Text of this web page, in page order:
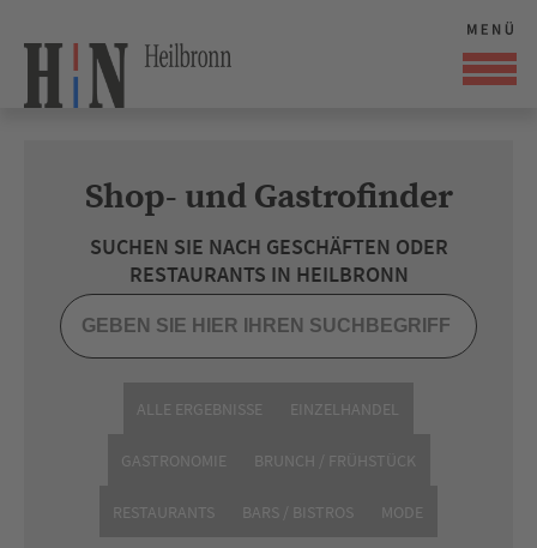
Shop- und Gastrofinder
SUCHEN SIE NACH GESCHÄFTEN ODER
RESTAURANTS IN HEILBRONN
ALLE ERGEBNISSE EINZELHANDEL
GASTRONOMIE BRUNCH / FRÜHSTÜCK
RESTAURANTS BARS / BISTROS MODE